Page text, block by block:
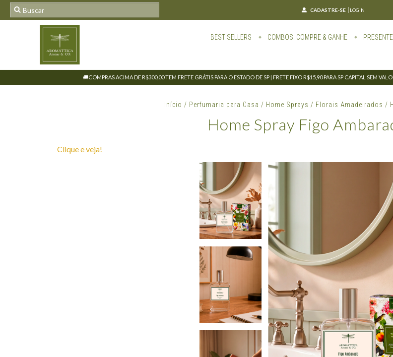
CADASTRE-SE LOGIN
BEST SELLERS COMBOS: COMPRE & GANHE
🚚COMPRAS ACIMA DE R$300,00 TEM FRETE GRÁTIS PARA O ESTADO DE SP | FRETE FIXO R$15,90 PARA SP CAPITAL SEM
Início / Perfumaria para Casa / Home Sprays / Florais Amadeirados /
Home Spray Figo
Clique e veja!